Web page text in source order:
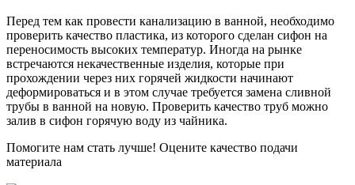
Перед тем как провести канализацию в ванной, необходимо
проверить качество пластика, из которого сделан сифон на
переносимость высоких температур. Иногда на рынке
встречаются некачественные изделия, которые при
прохождении через них горячей жидкости начинают
деформироваться и в этом случае требуется замена сливной
трубы в ванной на новую. Проверить качество труб можно
залив в сифон горячую воду из чайника.
Помогите нам стать лучше! Оцените качество подачи
материала